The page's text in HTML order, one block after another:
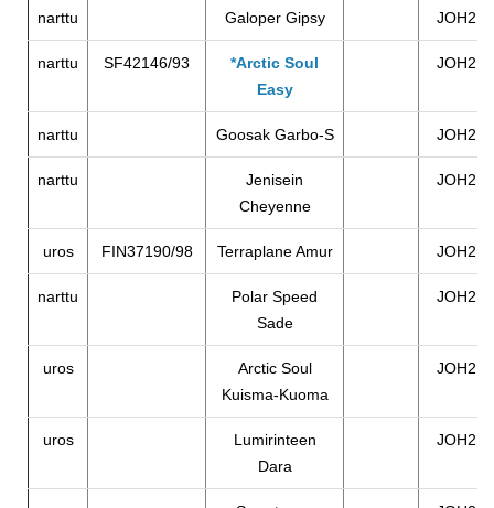
narttu Galoper Gipsy JOH2
narttu SF42146/93
*Arctic Soul
Easy
JOH2
narttu Goosak Garbo-S JOH2
narttu
Jenisein
Cheyenne
JOH2
uros FIN37190/98 Terraplane Amur JOH2
narttu
Polar Speed
Sade
JOH2
uros
Arctic Soul
Kuisma-Kuoma
JOH2
uros
Lumirinteen
Dara
JOH2